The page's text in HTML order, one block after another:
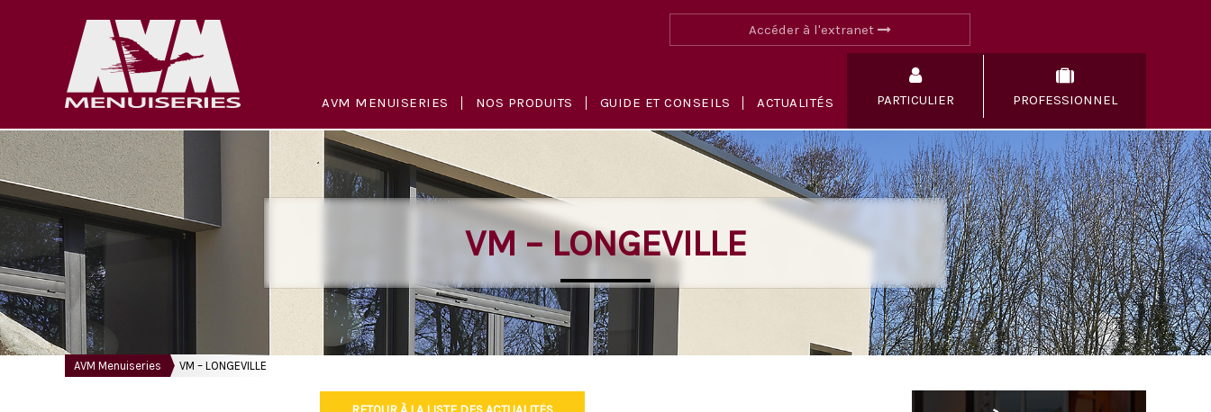
Accéder à l'extranet
AVM MENUISERIES NOS PRODUITS GUIDE ET CONSEILS ACTUALITÉS PARTICULIER PROFESSIONNEL
VM – LONGEVILLE
AVM Menuiseries VM – LONGEVILLE